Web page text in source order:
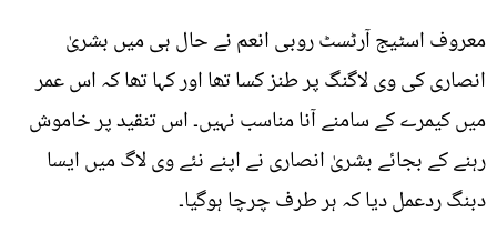
معروف اسٹیج آرٹسٹ روبی انعم نے حال ہی میں بشریٰ
انصاری کی وی لاگنگ پر طنز کسا تھا اور کہا تھا کہ اس عمر
میں کیمرے کے سامنے آنا مناسب نہیں۔ اس تنقید پر خاموش
رہنے کے بجائے بشریٰ انصاری نے اپنے نئے وی لاگ میں ایسا
دبنگ ردعمل دیا کہ ہر طرف چرچا ہوگیا۔